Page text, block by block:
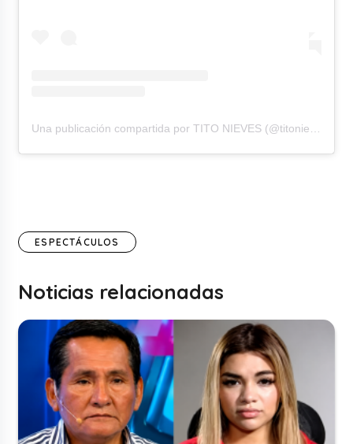
ESPECTÁCULOS
Noticias relacionadas